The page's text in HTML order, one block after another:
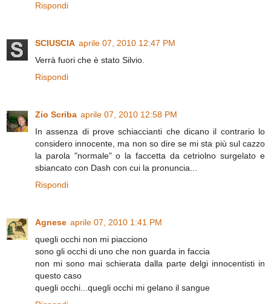
Rispondi
SCIUSCIA aprile 07, 2010 12:47 PM
Verrà fuori che è stato Silvio.
Rispondi
Zio Scriba aprile 07, 2010 12:58 PM
In assenza di prove schiaccianti che dicano il contrario lo
considero innocente, ma non so dire se mi sta più sul cazzo
la parola "normale" o la faccetta da cetriolno surgelato e
sbiancato con Dash con cui la pronuncia...
Rispondi
Agnese aprile 07, 2010 1:41 PM
quegli occhi non mi piacciono
sono gli occhi di uno che non guarda in faccia
non mi sono mai schierata dalla parte delgi innocentisti in
questo caso
quegli occhi...quegli occhi mi gelano il sangue